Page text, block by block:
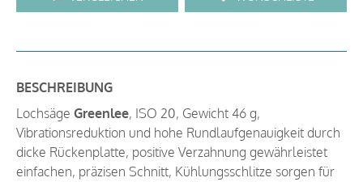
BESCHREIBUNG
Lochsäge Greenlee, ISO 20, Gewicht 46 g,
Vibrationsreduktion und hohe Rundlaufgenauigkeit durch
dicke Rückenplatte, positive Verzahnung gewährleistet
einfachen, präzisen Schnitt, Kühlungsschlitze sorgen für